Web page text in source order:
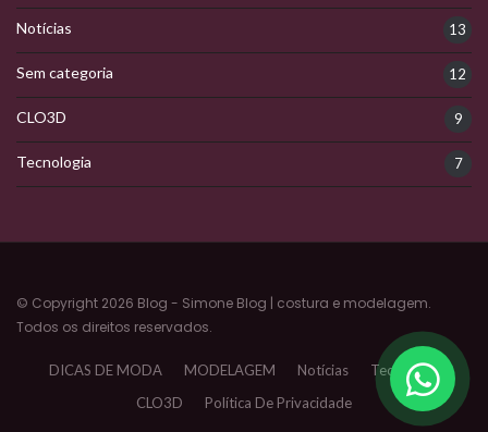
Notícias 13
Sem categoria 12
CLO3D 9
Tecnologia 7
© Copyright 2026 Blog - Simone Blog | costura e modelagem.
Todos os direitos reservados.
DICAS DE MODA MODELAGEM Notícias
Tecnologia
CLO3D
Política De Privacidade